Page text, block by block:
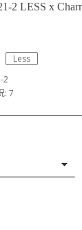
2 LESS x
Less
2
: 7